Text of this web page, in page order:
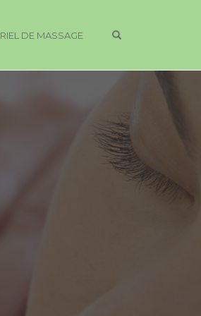
DE MASSAGE